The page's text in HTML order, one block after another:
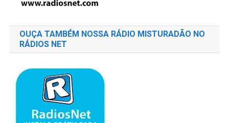
OUÇA TAMBÉM NOSSA RÁDIO MISTURADÃO NO
RÁDIOS NET